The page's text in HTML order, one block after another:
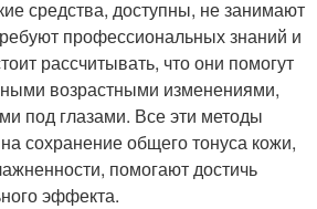
средства, доступны, не занимают
профессиональных знаний и
рассчитывать, что они помогут
возрастными изменениями,
под глазами. Все эти методы
сохранение общего тонуса кожи,
помогают достичь
эффекта.